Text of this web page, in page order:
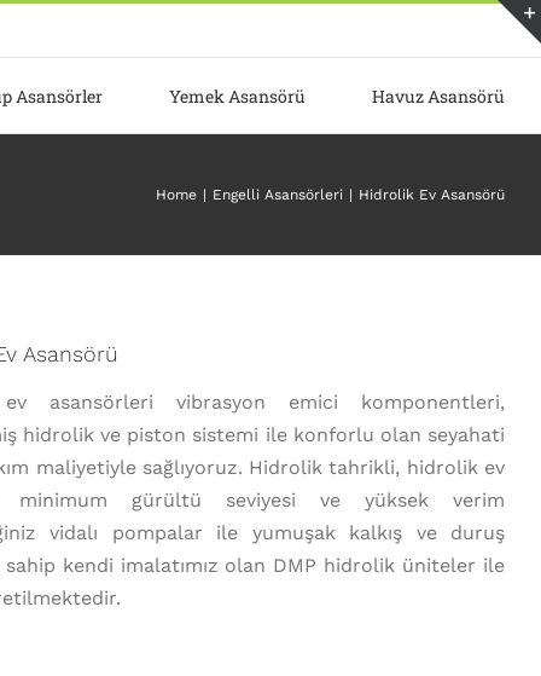
Asansörler Yemek Asansörü Havuz Asansörü
Home Engelli Asansörleri Hidrolik Ev Asansörü
Asansörü
asansörleri vibrasyon emici komponentleri,
hidrolik ve piston sistemi ile konforlu olan seyahati
maliyetiyle sağlıyoruz. Hidrolik tahrikli, hidrolik ev
minimum gürültü seviyesi ve yüksek verim
vidalı pompalar ile yumuşak kalkış ve duruş
kendi imalatımız olan DMP hidrolik üniteler ile